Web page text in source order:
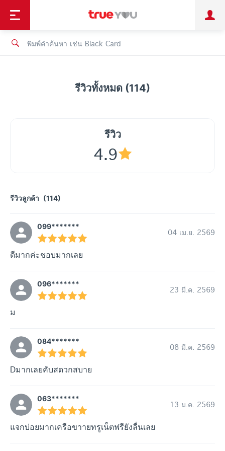
ลูกค้าบุคคล ลูกค้าองค์กร
ช้อป
เทรนด์เทคโนโลยี
รีวิวทั้งหมด (114)
รีวิว
4.9
รีวิวลูกค้า (114)
099*******
04 เม.ย. 2569
ดีมากค่ะชอบมากเลย
096*******
23 มี.ค. 2569
ม
084*******
08 มี.ค. 2569
Dมากเลยคับสดวกสบาย
063*******
13 ม.ค. 2569
แจกบ่อยมากเครือขาายทรูเน็ตฟรียังลื่นเลย